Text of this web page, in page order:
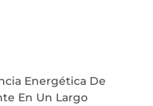
Energética De
En Un Largo